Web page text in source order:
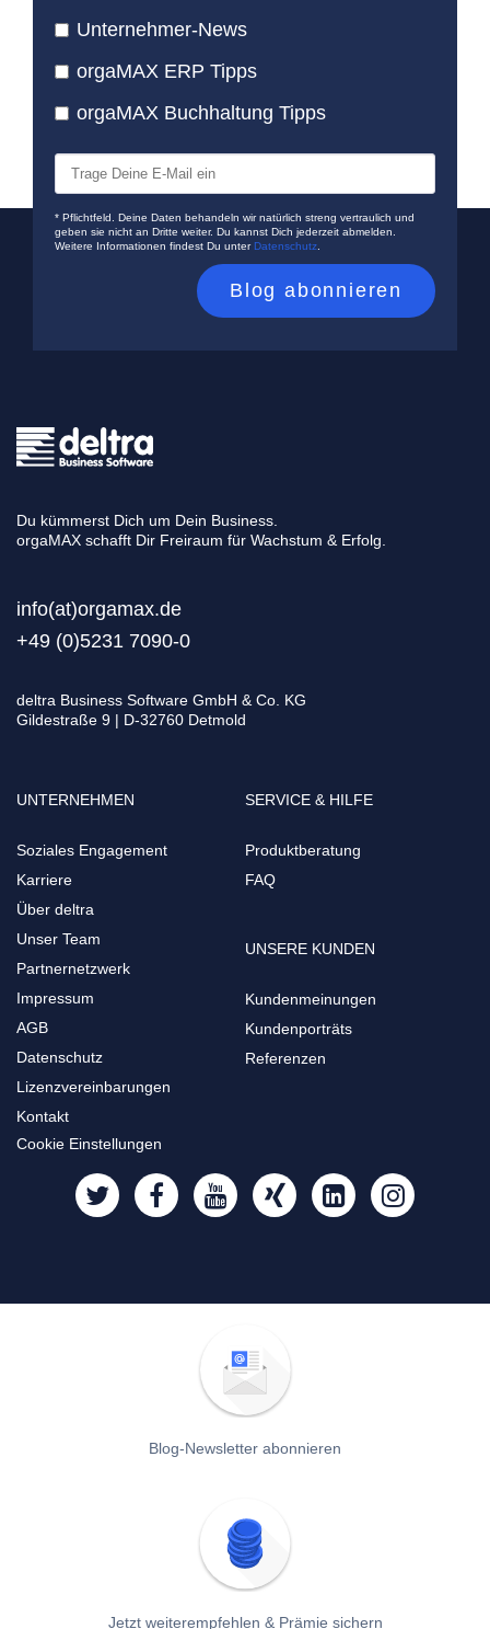
Unternehmer-News
orgaMAX ERP Tipps
orgaMAX Buchhaltung Tipps
* Pflichtfeld. Deine Daten behandeln wir natürlich streng vertraulich und
geben sie nicht an Dritte weiter. Du kannst Dich jederzeit abmelden.
Weitere Informationen findest Du unterDatenschutz
Du kümmerst Dich um Dein Business.
orgaMAX schafft Dir Freiraum für Wachstum & Erfolg.
info(at)orgamax.de
+49 (0)5231 7090-0
deltra Business Software GmbH & Co. KG
Gildestraße 9 | D-32760 Detmold
UNTERNEHMEN
Soziales Engagement
Karriere
Über deltra
Unser Team
Partnernetzwerk
Impressum
AGB
Datenschutz
Lizenzvereinbarungen
Kontakt
SERVICE & HILFE
Produktberatung
FAQ
UNSERE KUNDEN
Kundenmeinungen
Kundenporträts
Referenzen
Cookie Einstellungen
Blog-Newsletter abonnieren
Jetzt weiterempfehlen & Prämie sichern